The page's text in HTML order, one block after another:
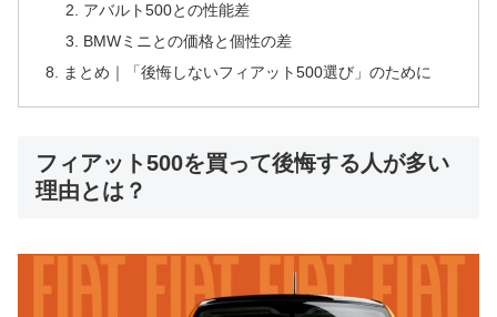
アバルト500との性能差
BMWミニとの価格と個性の差
まとめ｜「後悔しないフィアット500選び」のために
フィアット500を買って後悔する人が多い
理由とは？